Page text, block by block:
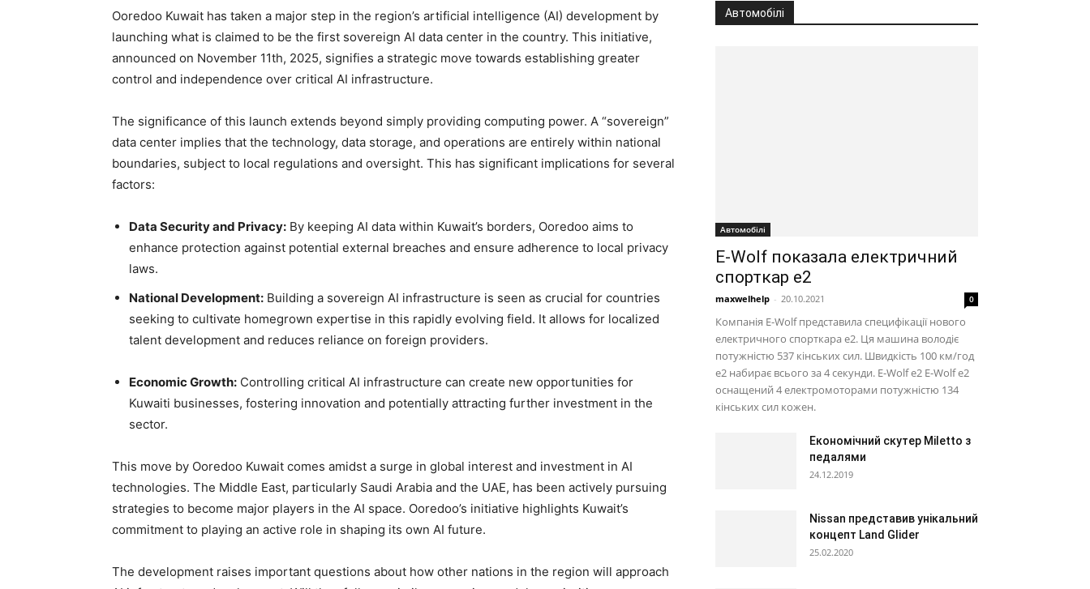
Ooredoo Kuwait has taken a major step in the region’s artificial intelligence (AI) development by
launching what is claimed to be the first sovereign AI data center in the country. This initiative,
announced on November 11th, 2025, signifies a strategic move towards establishing greater
control and independence over critical AI infrastructure.
The significance of this launch extends beyond simply providing computing power. A “sovereign”
data center implies that the technology, data storage, and operations are entirely within national
boundaries, subject to local regulations and oversight. This has significant implications for several
factors:
Data Security and Privacy: By keeping AI data within Kuwait’s borders, Ooredoo aims to
enhance protection against potential external breaches and ensure adherence to local privacy
laws.
National Development: Building a sovereign AI infrastructure is seen as crucial for countries
seeking to cultivate homegrown expertise in this rapidly evolving field. It allows for localized
talent development and reduces reliance on foreign providers.
Economic Growth: Controlling critical AI infrastructure can create new opportunities for
Kuwaiti businesses, fostering innovation and potentially attracting further investment in the
sector.
This move by Ooredoo Kuwait comes amidst a surge in global interest and investment in AI
technologies. The Middle East, particularly Saudi Arabia and the UAE, has been actively pursuing
strategies to become major players in the AI space. Ooredoo’s initiative highlights Kuwait’s
commitment to playing an active role in shaping its own AI future.
The development raises important questions about how other nations in the region will approach
Автомобілі
Автомобілі
E-Wolf показала електричний
спорткар e2
maxwelhelp - 20.10.2021 0
Компанія E-Wolf представила специфікації нового
електричного спорткара e2. Ця машина володіє
потужністю 537 кінських сил. Швидкість 100 км/год
e2 набирає всього за 4 секунди. E-Wolf e2 E-Wolf e2
оснащений 4 електромоторами потужністю 134
кінських сил кожен.
Економічний скутер Miletto з
педалями
24.12.2019
Nissan представив унікальний
концепт Land Glider
25.02.2020